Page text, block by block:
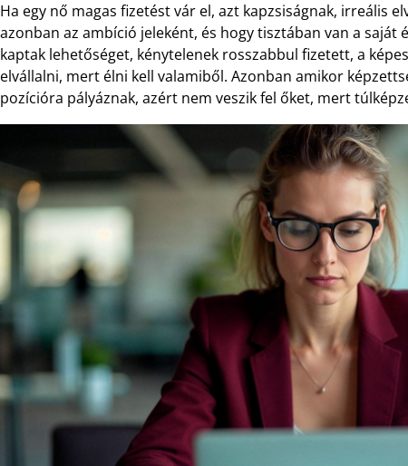
Ha egy nő magas fizetést vár el, azt kapzsiságnak, irreális
azonban az ambíció jeleként, és hogy tisztában van a saját
kaptak lehetőséget, kénytelenek rosszabbul fizetett, a
elvállalni, mert élni kell valamiből. Azonban amikor
pozícióra pályáznak, azért nem veszik fel őket, mert